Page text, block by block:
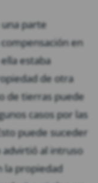
parte
en
estaba
de otra
de tierras puede
casos por las
puede suceder
al intruso
la propiedad